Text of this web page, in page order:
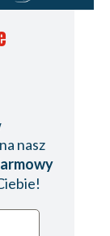
nasz